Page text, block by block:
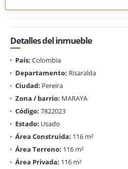
Detalles del inmueble
País: Colombia
Departamento: Risaralda
Ciudad: Pereira
Zona / barrio: MARAYA
Código: 7822023
Estado: Usado
Área Construida: 116 m²
Área Terreno: 116 m²
Área Privada: 116 m²